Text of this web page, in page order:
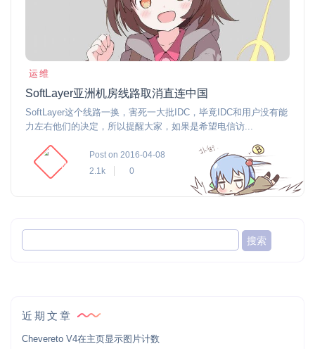
运维
SoftLayer亚洲机房线路取消直连中国
SoftLayer这个线路一换，害死一大批IDC，毕竟IDC和用户没有能
力左右他们的决定，所以提醒大家，如果是希望电信访...
Post on 2016-04-08
2.1k
0
近期文章
Chevereto V4在主页显示图片计数